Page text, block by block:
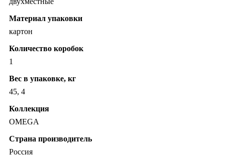
Материал упаковки
картон
Количество коробок
1
Вес в упаковке, кг
45, 4
Коллекция
OMEGA
Страна производитель
Россия